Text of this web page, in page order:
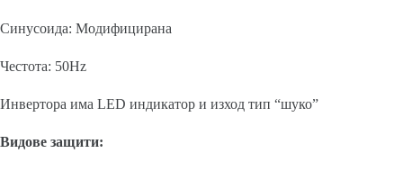
Синусоида: Модифицирана
Честота: 50Hz
Инвертора има LED индикатор и изход тип “шуко”
Видове защити: